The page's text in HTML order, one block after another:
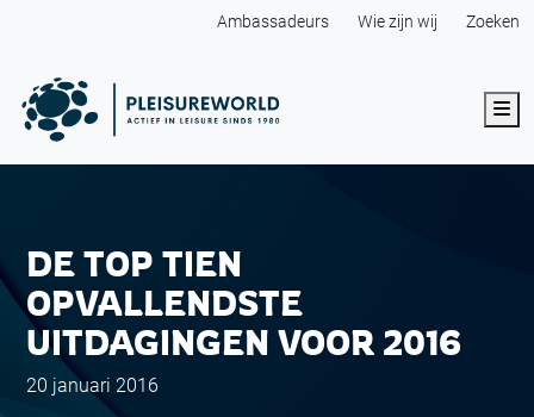
Ambassadeurs Wie zijn wij Zoeken
DE TOP TIEN
OPVALLENDSTE
UITDAGINGEN VOOR 2016
20 januari 2016